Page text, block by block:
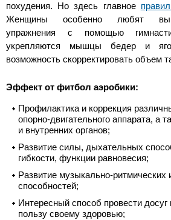
похудения. Но здесь главное
Женщины особенно любят
упражнения с помощью
укрепляются мышцы бедер и
возможность скорректировать объем
Эффект от фитбол аэробики:
Профилактика и коррекция
опорно-двигательного аппарата, а
и внутренних органов;
Развитие силы, дыхательных
гибкости, функции равновесия;
Развитие музыкально-ритмических
способностей;
Интересный способ провести досуг
пользу своему здоровью;